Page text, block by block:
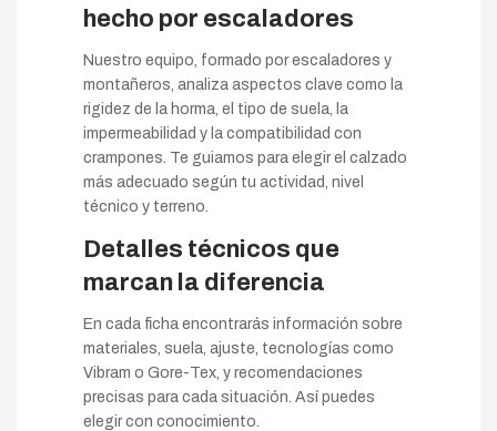
hecho por escaladores
Nuestro equipo, formado por escaladores y
montañeros, analiza aspectos clave como la
rigidez de la horma, el tipo de suela, la
impermeabilidad y la compatibilidad con
crampones. Te guiamos para elegir el calzado
más adecuado según tu actividad, nivel
técnico y terreno.
Detalles técnicos que
marcan la diferencia
En cada ficha encontrarás información sobre
materiales, suela, ajuste, tecnologías como
Vibram o Gore-Tex, y recomendaciones
precisas para cada situación. Así puedes
elegir con conocimiento.